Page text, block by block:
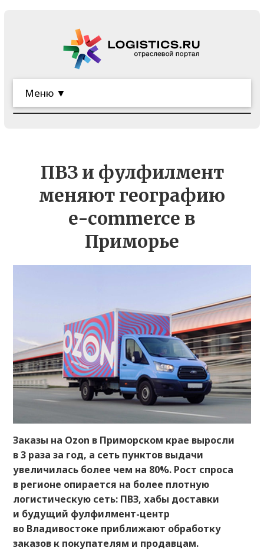
Меню ▼
ПВЗ и фулфилмент
меняют географию
e-commerce в
Приморье
Заказы на Ozon в Приморском крае выросли
в 3 раза за год, а сеть пунктов выдачи
увеличилась более чем на 80%. Рост спроса
в регионе опирается на более плотную
логистическую сеть: ПВЗ, хабы доставки
и будущий фулфилмент-центр
во Владивостоке приближают обработку
заказов к покупателям и продавцам.